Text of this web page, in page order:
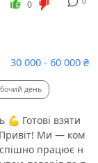
0
30 000 - 60 000 ₴
день
💪 Готові взяти
Привіт! Ми — ком
працює н